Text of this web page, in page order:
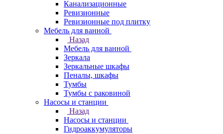
Канализационные
Ревизионные
Ревизионные под плитку
Мебель для ванной
Назад
Мебель для ванной
Зеркала
Зеркальные шкафы
Пеналы, шкафы
Тумбы
Тумбы с раковиной
Насосы и станции
Назад
Насосы и станции
Гидроаккумуляторы